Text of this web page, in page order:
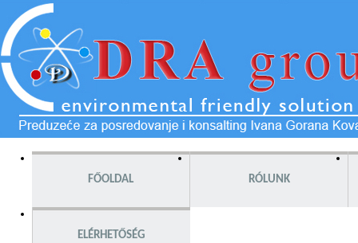
FŐOLDAL RÓLUNK
ELÉRHETŐSÉG